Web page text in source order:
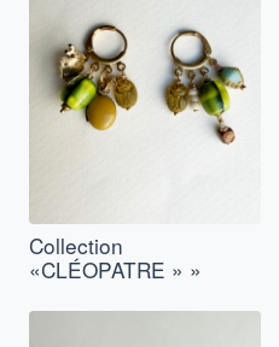
Collection
«CLÉOPATRE » »